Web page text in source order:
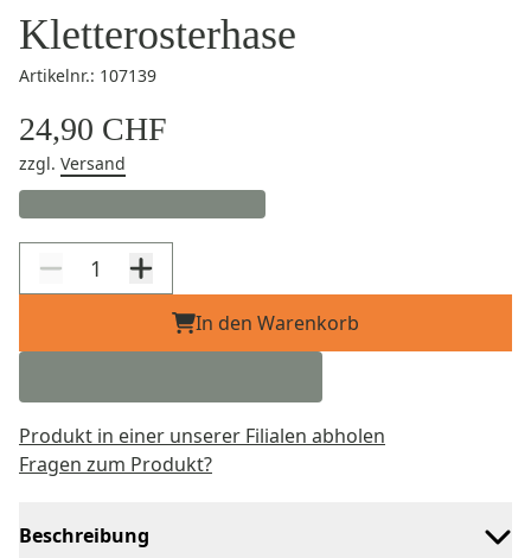
Kletterosterhase
Artikelnr.: 107139
24,90 CHF
zzgl. Versand
In den Warenkorb
Produkt in einer unserer Filialen abholen
Fragen zum Produkt?
Beschreibung